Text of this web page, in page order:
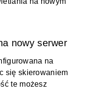
nowy serwer
na
się skierowaniem
te możesz